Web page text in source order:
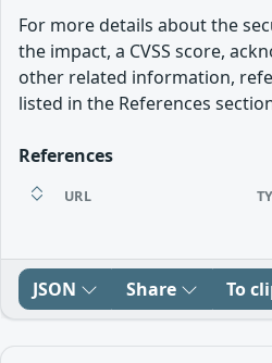
For more details about the
the impact, a CVSS score,
other related information,
listed in the References
References
URL
JSON Share To